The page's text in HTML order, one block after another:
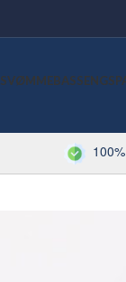
SVØMMEBASSENG